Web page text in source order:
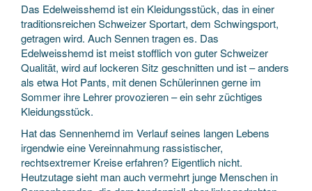
Das Edelweisshemd ist ein Kleidungsstück, das in einer
traditionsreichen Schweizer Sportart, dem Schwingsport,
getragen wird. Auch Sennen tragen es. Das
Edelweisshemd ist meist stofflich von guter Schweizer
Qualität, wird auf lockeren Sitz geschnitten und ist – anders
als etwa Hot Pants, mit denen Schülerinnen gerne im
Sommer ihre Lehrer provozieren – ein sehr züchtiges
Kleidungsstück.
Hat das Sennenhemd im Verlauf seines langen Lebens
irgendwie eine Vereinnahmung rassistischer,
rechtsextremer Kreise erfahren? Eigentlich nicht.
Heutzutage sieht man auch vermehrt junge Menschen in